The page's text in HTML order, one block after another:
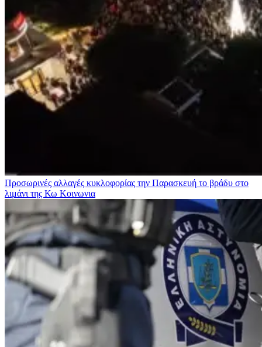
Προσωρινές αλλαγές κυκλοφορίας την Παρασκευή το βράδυ στο
λιμάνι της Κω Κοινωνια